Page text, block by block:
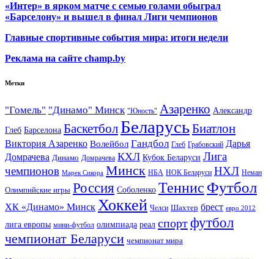
«Интер» в ярком матче с семью голами обыграл
«Барселону» и вышел в финал Лиги чемпионов
Главные спортивные события мира: итоги недели
Реклама на сайте champ.by
Метки
"Гомель" "Динамо" Минск "Юность" Азаренко Александр
Глеб Барселона Баскетбол БеларусьБиатлон
Виктория Азаренко Волейбол Гандбол Глеб Грабовский Дарья
Домрачева Динамо Домрачева КХЛ Кубок Беларуси Лига
чемпионов Марек Сикора Минск НБА НОК Беларуси НХЛ Неман
Олимпийские игры Россия Соболенко Теннис Футбол
ХК «Динамо» Минск Хоккей Челси Шахтер брест евро 2012
лига европы мини-футбол олимпиада реал спортфутбол
чемпионат Беларуси чемпионат мира